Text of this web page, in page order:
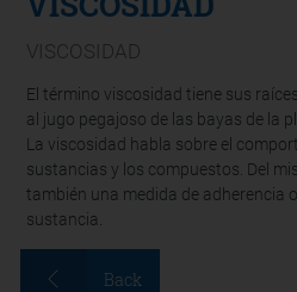
VISCOSIDAD
El término viscosidad tiene sus
al jugo pegajoso de las bayas de la
La viscosidad habla sobre el
sustancias y los compuestos. Del
también una medida de adherencia
sustancia.
Back